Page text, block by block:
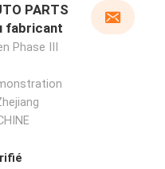
PARTS
fabricant
Phase III